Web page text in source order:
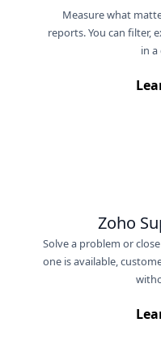
Measure what
reports. You can filter,
in a
Zoho
Solve a problem or
one is available,